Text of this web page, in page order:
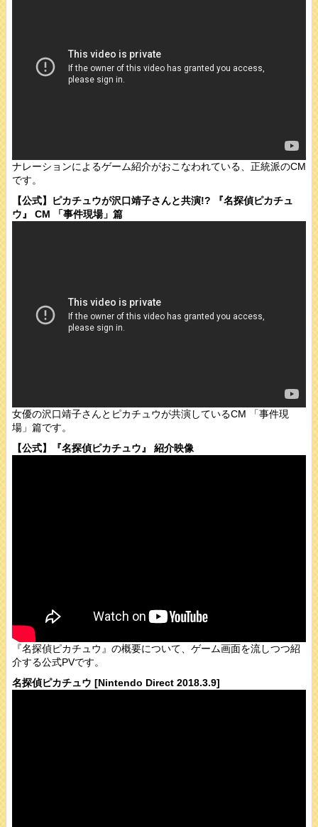
ナレーションによるゲーム紹介がおこなわれている、正統派のCM
です。
【公式】ピカチュウが沢口靖子さんと共演!? 『名探偵ピカチュ
ウ』 CM 「事件現場」篇
女優の沢口靖子さんとピカチュウが共演しているCM 「事件現
場」篇です。
【公式】『名探偵ピカチュウ』 紹介映像
『名探偵ピカチュウ』の概要について、ゲーム画面を流しつつ紹
介する公式PVです。
名探偵ピカチュウ [Nintendo Direct 2018.3.9]